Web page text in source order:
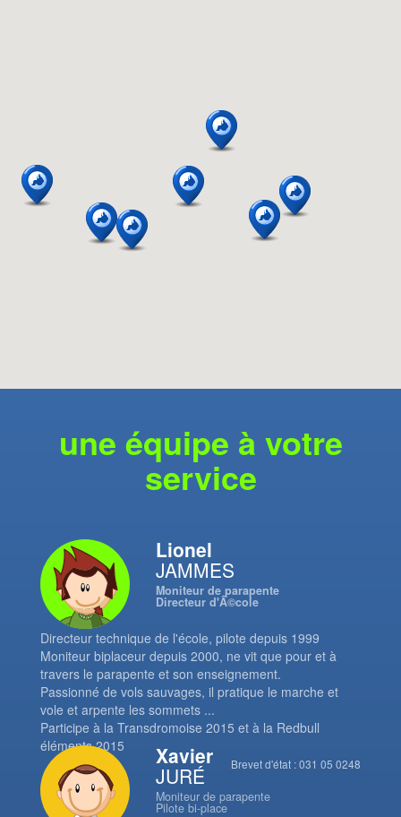
une équipe à votre
service
Lionel
JAMMES
Moniteur de parapente
Directeur d'Ã©cole
Directeur technique de l'école, pilote depuis 1999
Moniteur biplaceur depuis 2000, ne vit que pour et à
travers le parapente et son enseignement.
Passionné de vols sauvages, il pratique le marche et
vole et arpente les sommets ...
Participe à la Transdromoise 2015 et à la Redbull
éléments 2015
Brevet d'état : 031 05 0248
Xavier
JURÉ
Moniteur de parapente
Pilote bi-place